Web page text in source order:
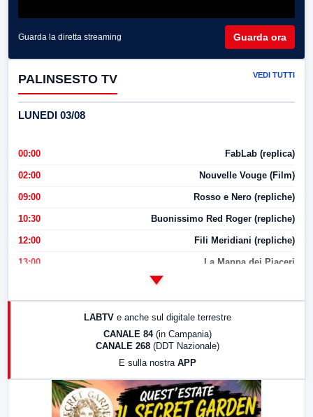
Guarda la diretta streaming Guarda ora
PALINSESTO TV VEDI TUTTI
LUNEDI 03/08
00:00 FabLab (replica)
02:00 Nouvelle Vouge (Film)
09:00 Rosso e Nero (repliche)
10:30 Buonissimo Red Roger (repliche)
12:00 Fili Meridiani (repliche)
13:00 La Mappa dei Piaceri
LabNews (replica)
LABTV e anche sul digitale terrestre
CANALE 84 (in Campania)
CANALE 268 (DDT Nazionale)
E sulla nostra APP